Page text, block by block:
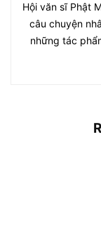
Hội văn sĩ Phật
câu chuyện
những tác